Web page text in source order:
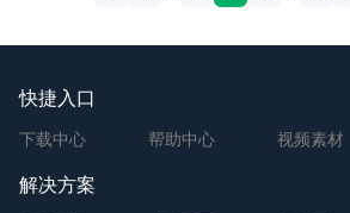
快捷入口
下载中心 帮助中心 视频素材
解决方案